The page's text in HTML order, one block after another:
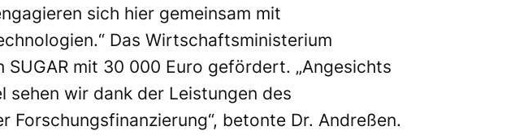
sich hier gemeinsam mit
Das Wirtschaftsministerium
mit 30 000 Euro gefördert. „Angesichts
wir dank der Leistungen des
betonte Dr. Andreßen.